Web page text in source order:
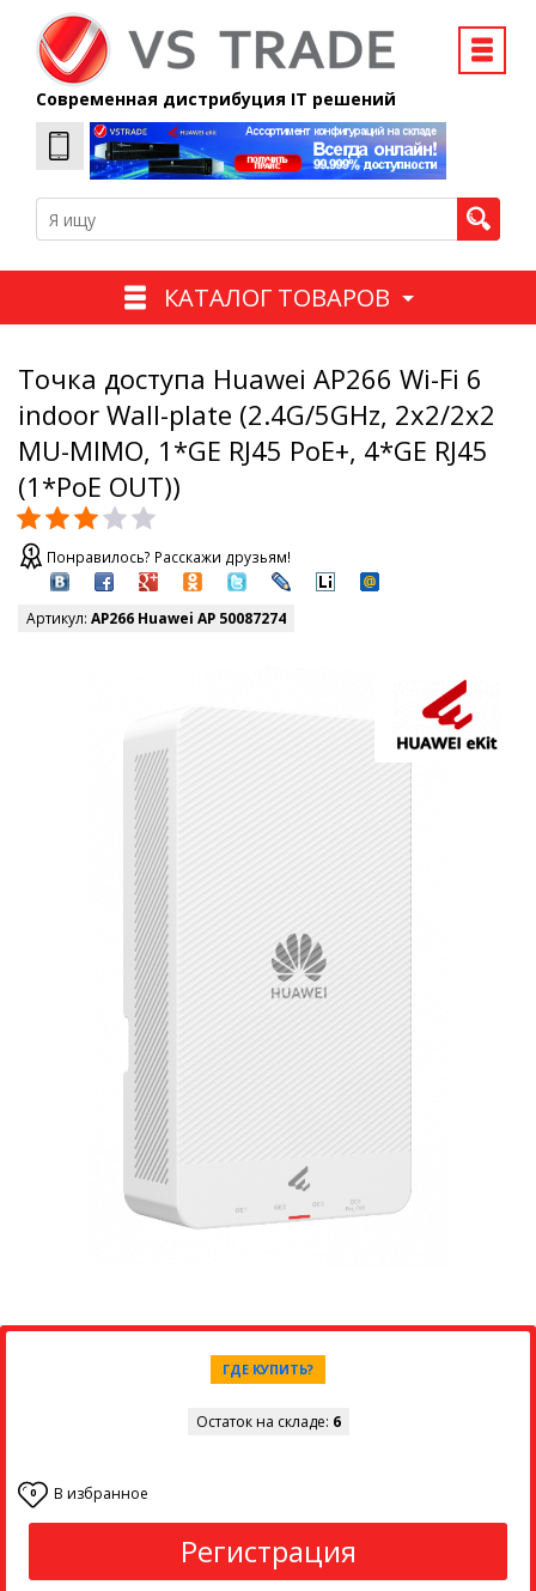
Современная дистрибуция IT решений
КАТАЛОГ ТОВАРОВ
Точка доступа Huawei AP266 Wi-Fi 6
indoor Wall-plate (2.4G/5GHz, 2x2/2x2
MU-MIMO, 1*GE RJ45 PoE+, 4*GE RJ45
(1*PoE OUT))
Понравилось? Расскажи друзьям!
Артикул: AP266 Huawei AP 50087274
ГДЕ КУПИТЬ?
Остаток на складе: 6
0 В избранное
Регистрация